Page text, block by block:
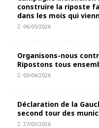
construire la riposte
dans les mois qui
06/05/2026
Organisons-nous
Ripostons tous
03/04/2026
Déclaration de la
second tour des
27/03/2026